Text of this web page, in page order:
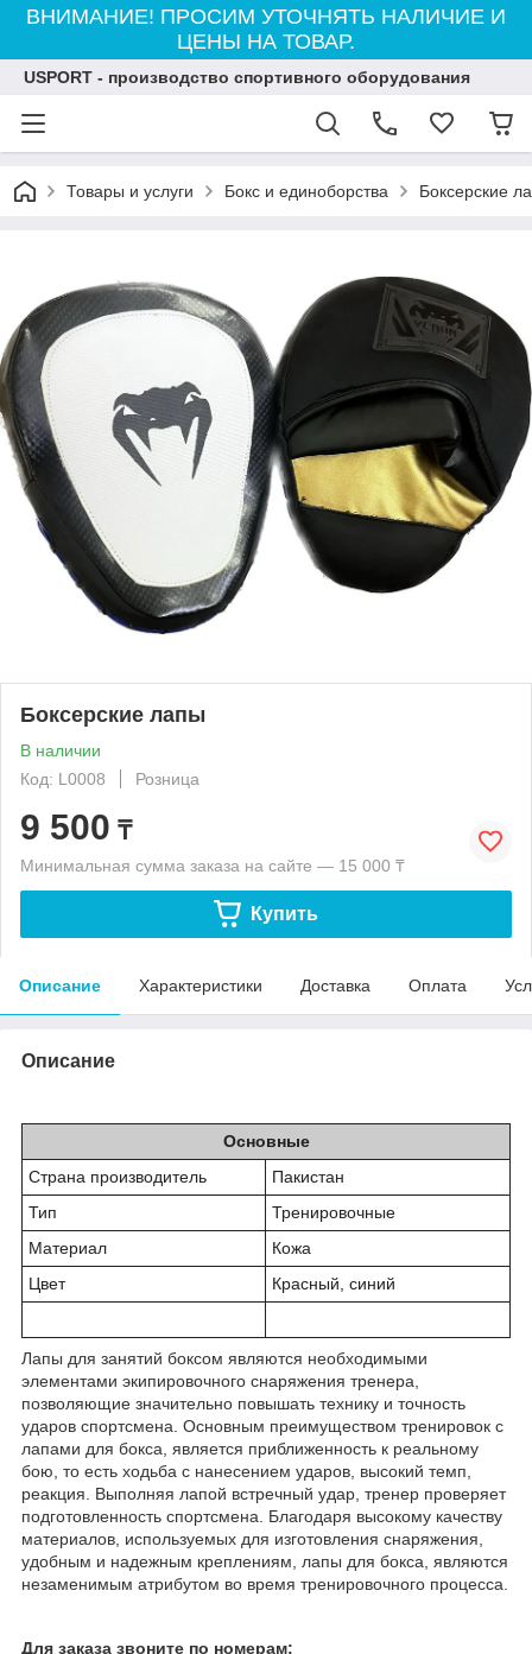
ВНИМАНИЕ! ПРОСИМ УТОЧНЯТЬ НАЛИЧИЕ И
ЦЕНЫ НА ТОВАР.
USPORT - производство спортивного оборудования
Товары и услуги Бокс и единоборства Боксерские
Боксерские лапы
В наличии
Код: L0008
Розница
9 500 ₸
Минимальная сумма заказа на сайте — 15 000 ₸
Купить
Описание Характеристики Доставка Оплата
Описание
Основные
Страна производитель
Пакистан
Тип
Тренировочные
Материал
Кожа
Цвет
Красный, синий
Лапы для занятий боксом являются необходимыми
элементами экипировочного снаряжения тренера,
позволяющие значительно повышать технику и точность
ударов спортсмена. Основным преимуществом тренировок с
лапами для бокса, является приближенность к реальному
бою, то есть ходьба с нанесением ударов, высокий темп,
реакция. Выполняя лапой встречный удар, тренер проверяет
подготовленность спортсмена. Благодаря высокому качеству
материалов, используемых для изготовления снаряжения,
удобным и надежным креплениям, лапы для бокса, являются
незаменимым атрибутом во время тренировочного процесса.
Для заказа звоните по номерам: